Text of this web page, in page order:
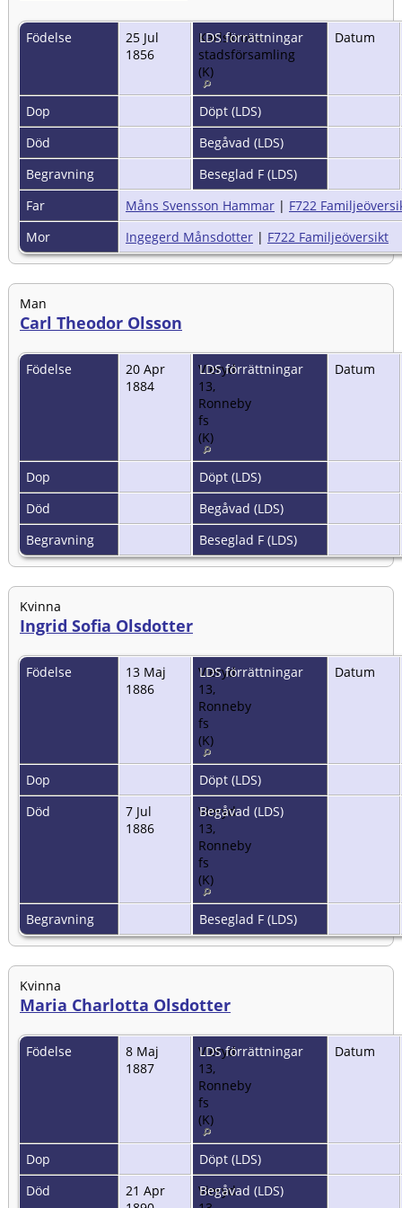
Födelse
25 Jul
1856
Karlskrona
stadsförsamling
(K)
LDS förrättningar Datum
Dop
Döpt (LDS)
Död
Begåvad (LDS)
Begravning
Beseglad F (LDS)
Far
Måns Svensson Hammar | F722
Mor
Ingegerd Månsdotter | F722 Familjeöversikt
Man
Carl Theodor Olsson
Födelse
20 Apr
1884
Vieryd
13,
Ronneby
fs
(K)
LDS förrättningar Datum
Dop
Döpt (LDS)
Död
Begåvad (LDS)
Begravning
Beseglad F (LDS)
Kvinna
Ingrid Sofia Olsdotter
Födelse
13 Maj
1886
Vieryd
13,
Ronneby
fs
(K)
LDS förrättningar Datum
Dop
Döpt (LDS)
Död
7 Jul
1886
Vieryd
13,
Ronneby
fs
(K)
Begåvad (LDS)
Begravning Beseglad F (LDS)
Kvinna
Maria Charlotta Olsdotter
Födelse
8 Maj
1887
Vieryd
13,
Ronneby
fs
(K)
LDS förrättningar Datum
Dop
Döpt (LDS)
Död
21 Apr
Vieryd
Begåvad (LDS)